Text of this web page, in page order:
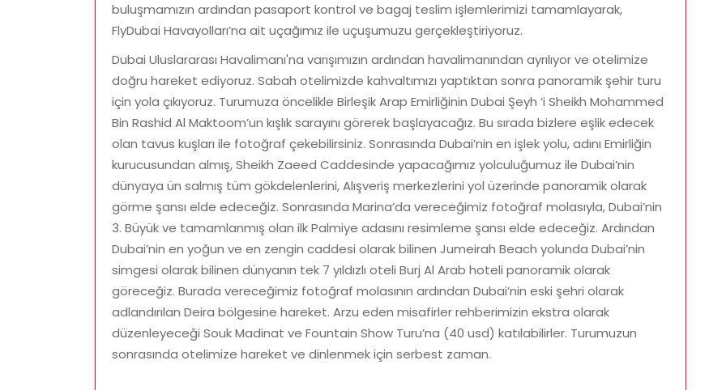
Highlights:
• Jumeirah Beach • Souk Madinat ve Fountain Show Turu • Miracle Garden • Marina Dhow Cruise
buluşmamızın ardından pasaport kontrol ve bagaj teslim işlemlerimizi tamamlayarak,
FlyDubai Havayolları’na ait uçağımız ile uçuşumuzu gerçekleştiriyoruz.
Dubai Uluslararası Havalimanı'na varışımızın ardından havalimanından ayrılıyor ve otelimize
doğru hareket ediyoruz. Sabah otelimizde kahvaltımızı yaptıktan sonra panoramik şehir turu
için yola çıkıyoruz. Turumuza öncelikle Birleşik Arap Emirliğinin Dubai Şeyh ‘i Sheikh Mohammed
Bin Rashid Al Maktoom’un kışlık sarayını görerek başlayacağız. Bu sırada bizlere eşlik edecek
olan tavus kuşları ile fotoğraf çekebilirsiniz. Sonrasında Dubai’nin en işlek yolu, adını Emirliğin
kurucusundan almış, Sheikh Zaeed Caddesinde yapacağımız yolculuğumuz ile Dubai’nin
dünyaya ün salmış tüm gökdelenlerini, Alışveriş merkezlerini yol üzerinde panoramik olarak
görme şansı elde edeceğiz. Sonrasında Marina’da vereceğimiz fotoğraf molasıyla, Dubai’nin
3. Büyük ve tamamlanmış olan ilk Palmiye adasını resimleme şansı elde edeceğiz. Ardından
Dubai’nin en yoğun ve en zengin caddesi olarak bilinen Jumeirah Beach yolunda Dubai’nin
simgesi olarak bilinen dünyanın tek 7 yıldızlı oteli Burj Al Arab hoteli panoramik olarak
göreceğiz. Burada vereceğimiz fotoğraf molasının ardından Dubai’nin eski şehri olarak
adlandırılan Deira bölgesine hareket. Arzu eden misafirler rehberimizin ekstra olarak
düzenleyeceği Souk Madinat ve Fountain Show Turu’na (40 usd) katılabilirler. Turumuzun
sonrasında otelimize hareket ve dinlenmek için serbest zaman.